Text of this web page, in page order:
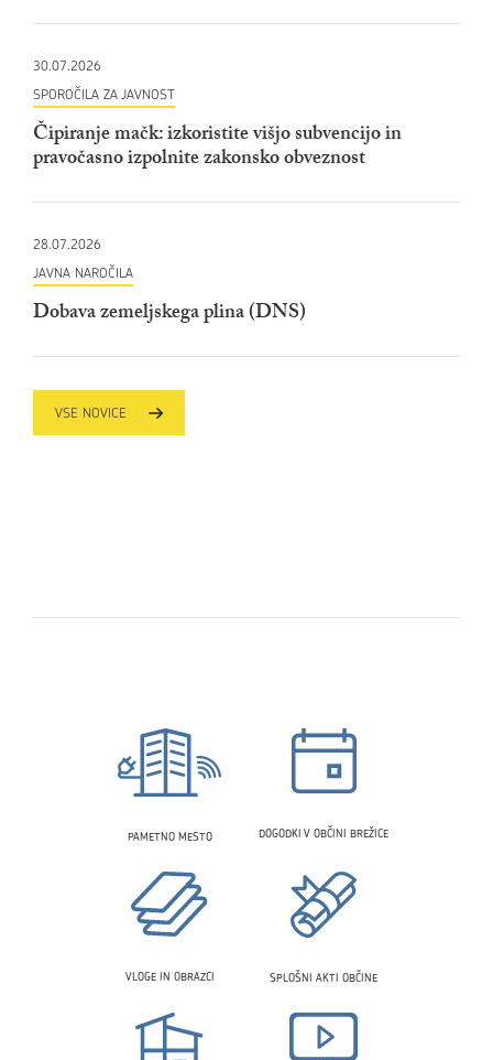
30.07.2026
SPOROČILA ZA JAVNOST
Čipiranje mačk: izkoristite višjo subvencijo in
pravočasno izpolnite zakonsko obveznost
28.07.2026
JAVNA NAROČILA
Dobava zemeljskega plina (DNS)
VSE NOVICE
PAMETNO MESTO DOGODKI V OBČINI BREŽICE
VLOGE IN OBRAZCI SPLOŠNI AKTI OBČINE